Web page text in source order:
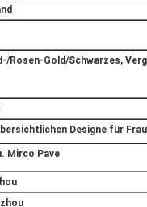
Rosen-Gold/Schwarzes,
Designe für
Mirco Pave